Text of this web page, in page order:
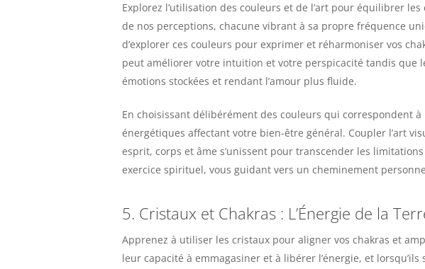
Explorez l’utilisation des couleurs et de l’art pour équilibrer
de nos perceptions, chacune vibrant à sa propre fréquence
d’explorer ces couleurs pour exprimer et réharmoniser vos
peut améliorer votre intuition et votre perspicacité tandis que
émotions stockées et rendant l’amour plus fluide.
En choisissant délibérément des couleurs qui correspondent à
énergétiques affectant votre bien-être général. Coupler l’art
esprit, corps et âme s’unissent pour transcender les
exercice spirituel, vous guidant vers un cheminement
5. Cristaux et Chakras : L’Énergie de la
Apprenez à utiliser les cristaux pour aligner vos chakras et
leur capacité à emmagasiner et à libérer l’énergie, et